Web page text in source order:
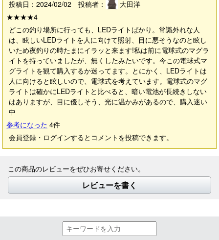
投稿日：2024/02/02 投稿者：
大田洋
★★★★4
どこの釣り場所に行っても、LEDライトばかり。常識外れな人
は、眩しいLEDライトを人に向けて照射、目に悪そうなのと眩し
いため夜釣りの時たまにイラッと来ます!私は前に電球式のマグラ
イトを持っていましたが、無くしたみたいです。今この電球式マ
グライトを観て購入するか迷ってます。とにかく、LEDライトは
人に向けると眩しいので、電球式を考えています。電球式のマグ
ライトは確かにLEDライトと比べると、暗い電池が長続きしない
はありますが、目に優しそう、光に温かみがあるので、購入迷い
中
参考になった 4件
会員登録・ログインするとコメントを投稿できます。
この商品のレビューをぜひお寄せください。
レビューを書く